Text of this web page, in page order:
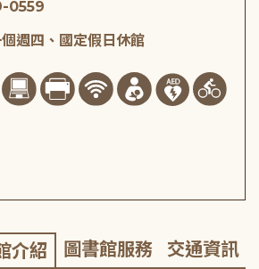
0559
週四、國定假日休館
介紹 圖書館服務 交通資訊